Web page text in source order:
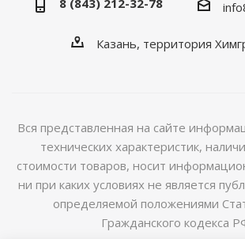
8 (843) 212-32-78
Казань, территория
Вся представленная на сайте
технических характеристик,
стоимости товаров, носит
ни при каких условиях не является
определяемой положениями
Гражданского кодекса